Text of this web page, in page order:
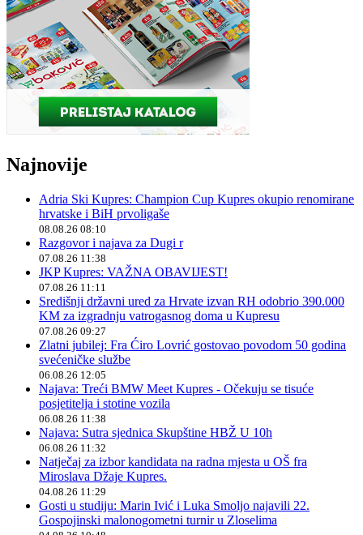
Najnovije
Adria Ski Kupres: Champion Cup Kupres okupio renomirane
hrvatske i BiH prvoligaše
08.08.26 08:10
Razgovor i najava za Dugi r
07.08.26 11:38
JKP Kupres: VAŽNA OBAVIJEST!
07.08.26 11:11
Središnji državni ured za Hrvate izvan RH odobrio 390.000
KM za izgradnju vatrogasnog doma u Kupresu
07.08.26 09:27
Zlatni jubilej: Fra Ćiro Lovrić gostovao povodom 50 godina
svećeničke službe
06.08.26 12:05
Najava: Treći BMW Meet Kupres - Očekuju se tisuće
posjetitelja i stotine vozila
06.08.26 11:38
Najava: Sutra sjednica Skupštine HBŽ U 10h
06.08.26 11:32
Natječaj za izbor kandidata na radna mjesta u OŠ fra
Miroslava Džaje Kupres.
04.08.26 11:29
Gosti u studiju: Marin Ivić i Luka Smoljo najavili 22.
Gospojinski malonogometni turnir u Zloselima